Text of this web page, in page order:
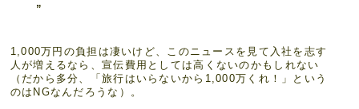
1,000万円の負担は凄いけど、このニュースを見て入社を志す
人が増えるなら、宣伝費用としては高くないのかもしれない
（だから多分、「旅行はいらないから1,000万くれ！」という
のはNGなんだろうな）。